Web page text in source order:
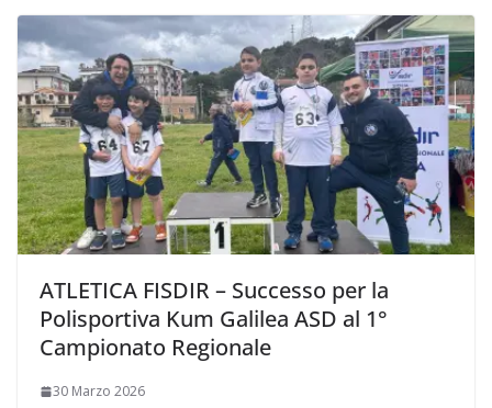
ATLETICA FISDIR – Successo per la
Polisportiva Kum Galilea ASD al 1°
Campionato Regionale
30 Marzo 2026